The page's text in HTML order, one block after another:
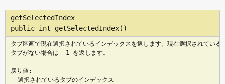
getSelectedIndex
タブ区画で現在選択されているインデックスを返します。現在選択されている
タブがない場合は -1 を返します。
戻り値: